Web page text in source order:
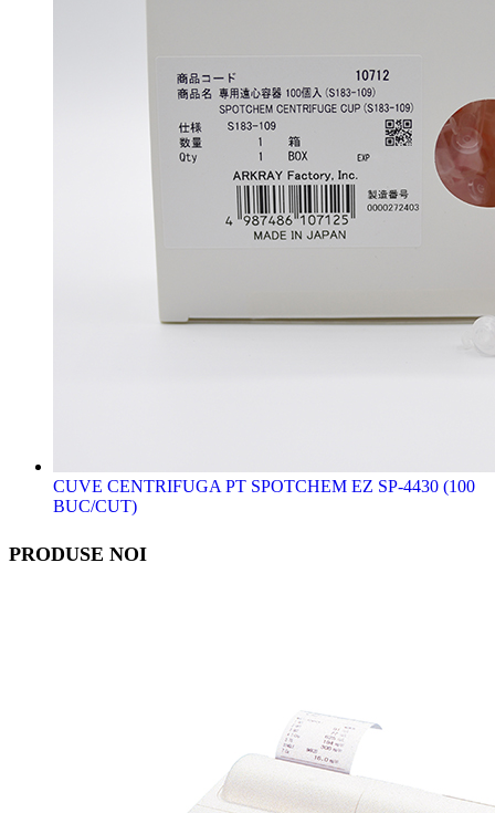
CUVE CENTRIFUGA PT SPOTCHEM EZ SP-4430 (100
BUC/CUT)
PRODUSE NOI